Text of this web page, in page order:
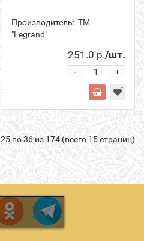
Производитель: ТМ
"Legrand"
251.0 р./шт.
+
-
по 36 из 174 (всего 15 страниц)